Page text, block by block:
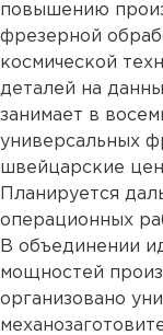
повышению
фрезерной
космической
деталей на
занимает в
универсальных
швейцарские
Планируется
операционных
В объединении
мощностей
организовано